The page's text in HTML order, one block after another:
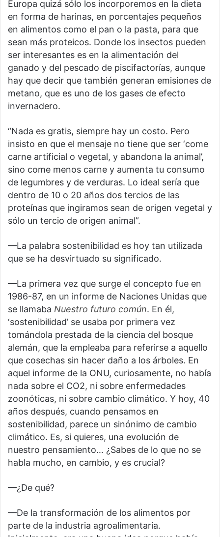
Europa quizá sólo los incorporemos en la dieta
en forma de harinas, en porcentajes pequeños
en alimentos como el pan o la pasta, para que
sean más proteicos. Donde los insectos pueden
ser interesantes es en la alimentación del
ganado y del pescado de piscifactorías, aunque
hay que decir que también generan emisiones de
metano, que es uno de los gases de efecto
invernadero.
“Nada es gratis, siempre hay un costo. Pero
insisto en que el mensaje no tiene que ser ‘come
carne artificial o vegetal, y abandona la animal’,
sino come menos carne y aumenta tu consumo
de legumbres y de verduras. Lo ideal sería que
dentro de 10 o 20 años dos tercios de las
proteínas que ingiramos sean de origen vegetal y
sólo un tercio de origen animal”.
—La palabra sostenibilidad es hoy tan utilizada
que se ha desvirtuado su significado.
—La primera vez que surge el concepto fue en
1986-87, en un informe de Naciones Unidas que
se llamaba Nuestro futuro común. En él,
‘sostenibilidad’ se usaba por primera vez
tomándola prestada de la ciencia del bosque
alemán, que la empleaba para referirse a aquello
que cosechas sin hacer daño a los árboles. En
aquel informe de la ONU, curiosamente, no había
nada sobre el CO2, ni sobre enfermedades
zoonóticas, ni sobre cambio climático. Y hoy, 40
años después, cuando pensamos en
sostenibilidad, parece un sinónimo de cambio
climático. Es, si quieres, una evolución de
nuestro pensamiento… ¿Sabes de lo que no se
habla mucho, en cambio, y es crucial?
—¿De qué?
—De la transformación de los alimentos por
parte de la industria agroalimentaria.